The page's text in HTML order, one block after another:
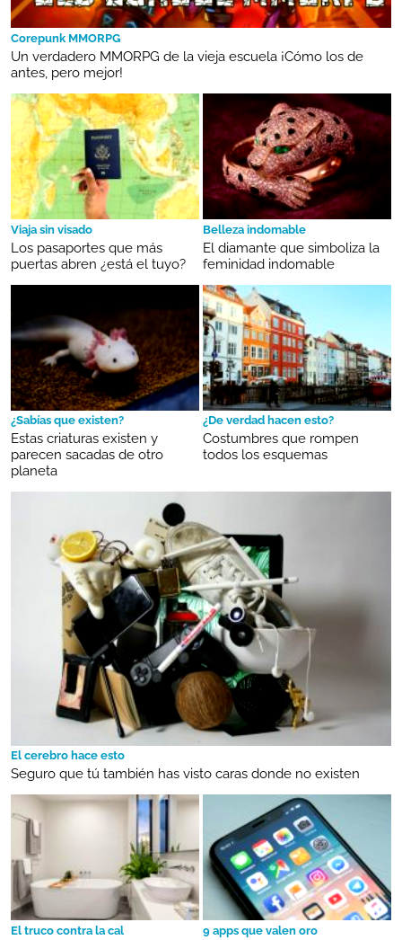
Corepunk MMORPG
Un verdadero MMORPG de la vieja escuela ¡Cómo los de
antes, pero mejor!
Viaja sin visado
Los pasaportes que más
puertas abren ¿está el tuyo?
Belleza indomable
El diamante que simboliza la
feminidad indomable
¿Sabías que existen?
Estas criaturas existen y
parecen sacadas de otro
planeta
¿De verdad hacen esto?
Costumbres que rompen
todos los esquemas
El cerebro hace esto
Seguro que tú también has visto caras donde no existen
El truco contra la cal 9 apps que valen oro